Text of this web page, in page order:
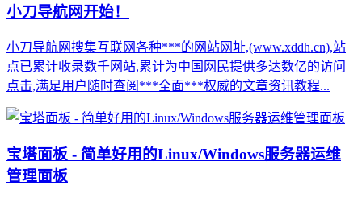
小刀导航网开始！
小刀导航网搜集互联网各种***的网站网址,(www.xddh.cn),站
点已累计收录数千网站,累计为中国网民提供多达数亿的访问
点击,满足用户随时查阅***全面***权威的文章资讯教程...
宝塔面板 - 简单好用的Linux/Windows服务器运维
管理面板